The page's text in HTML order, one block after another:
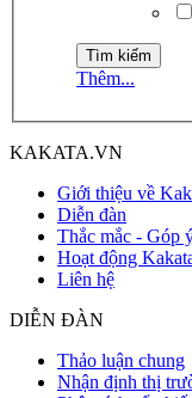
Thêm...
KAKATA.VN
Giới thiệu về
Diễn đàn
Thắc mắc - Góp
Hoạt động
Liên hệ
DIỄN ĐÀN
Thảo luận chung
Nhận định thị